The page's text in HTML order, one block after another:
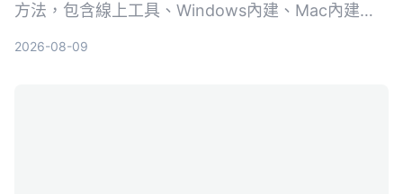
方法，包含線上工具、Windows內建、Mac內建，
2026-08-09